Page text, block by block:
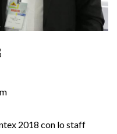
2018 con lo staff